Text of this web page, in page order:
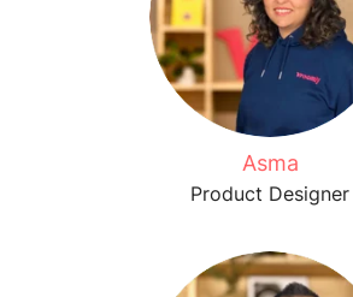
Asma
Product Designer